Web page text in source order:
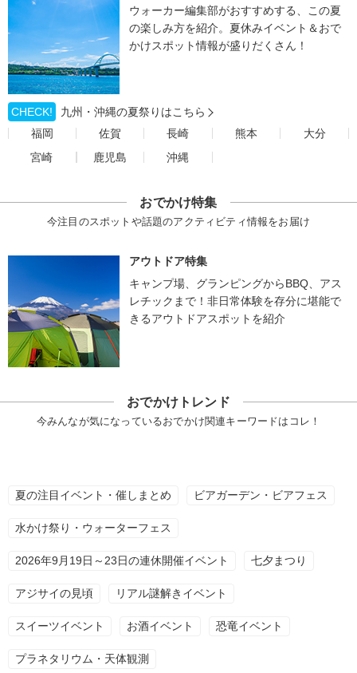
ウォーカー編集部がおすすめする、この夏
の楽しみ方を紹介。夏休みイベント＆おで
かけスポット情報が盛りだくさん！
CHECK!
九州・沖縄の夏祭りはこちら
福岡
佐賀 長崎 熊本
大分
宮崎
鹿児島 沖縄
おでかけ特集
今注目のスポットや話題のアクティビティ情報をお届け
アウトドア特集
キャンプ場、グランピングからBBQ、アス
レチックまで！非日常体験を存分に堪能で
きるアウトドアスポットを紹介
おでかけトレンド
今みんなが気になっているおでかけ関連キーワードはコレ！
夏の注目イベント・催しまとめ ビアガーデン・ビアフェス
水かけ祭り・ウォーターフェス
2026年9月19日～23日の連休開催イベント 七夕まつり
アジサイの見頃 リアル謎解きイベント
スイーツイベント お酒イベント 恐竜イベント
プラネタリウム・天体観測